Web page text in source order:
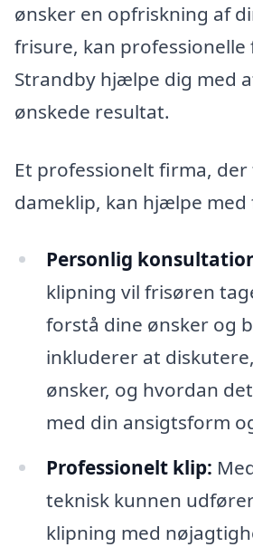
ønsker en opfriskning af
frisure, kan professionelle
Strandby hjælpe dig med
ønskede resultat.
Et professionelt firma,
dameklip, kan hjælpe med
Personlig
klipning vil frisøren
forstå dine ønsker og
inkluderer at
ønsker, og hvordan
med din ansigtsform
Professionelt klip:
teknisk kunnen
klipning med